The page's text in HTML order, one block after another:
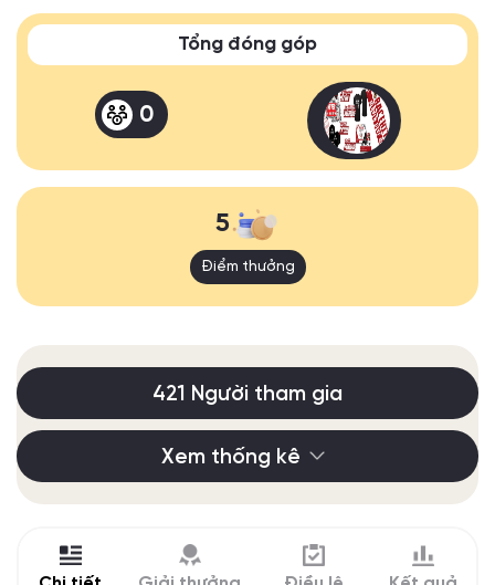
Tổng đóng góp
0
5
Điểm thưởng
421 Người tham gia
Xem thống kê